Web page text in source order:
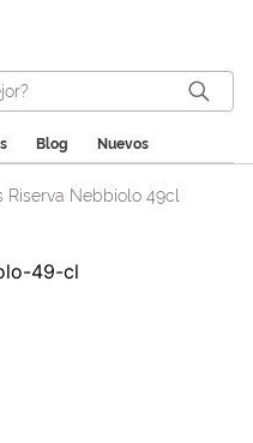
Blog Nuevos
Riserva Nebbiolo 49cl